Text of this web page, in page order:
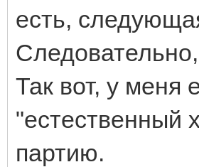
есть,
Так вот, у меня
"естественный
партию.